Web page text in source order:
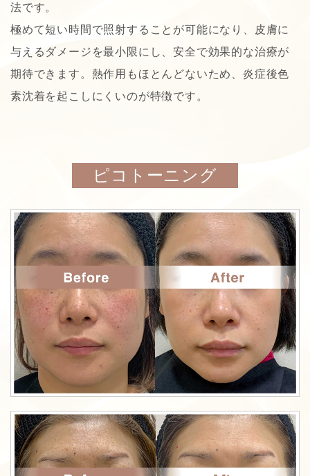
法です。
極めて短い時間で照射することが可能になり、皮膚に
与えるダメージを最小限にし、安全で効果的な治療が
期待できます。熱作用もほとんどないため、炎症後色
素沈着を起こしにくいのが特徴です。
ピコトーニング